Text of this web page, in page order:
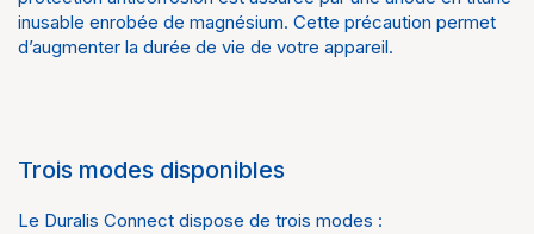
inusable enrobée de magnésium. Cette précaution permet
d’augmenter la durée de vie de votre appareil.
Trois modes disponibles
Le Duralis Connect dispose de trois modes :